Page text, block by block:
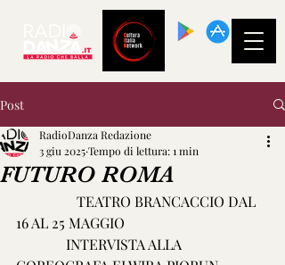
Post
FUTURO ROMA
RadioDanza Redazione
3 giu 2025Tempo di lettura: 1 min
16 AL 25 MAGGIO